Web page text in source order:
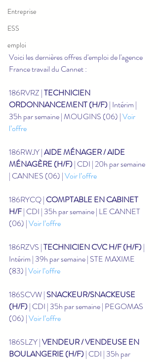
Entreprise
ESS
emploi
Voici les dernières offres d'emploi de l'agence
France travail du Cannet :
186RVRZ | TECHNICIEN
ORDONNANCEMENT (H/F) | Intérim |
35h par semaine | MOUGINS (06) | Voir
l’offre
186RWJY | AIDE MÉNAGER / AIDE
MÉNAGÈRE (H/F) | CDI | 20h par semaine
| CANNES (06) | Voir l’offre
186RYCQ | COMPTABLE EN CABINET
H/F | CDI | 35h par semaine | LE CANNET
(06) | Voir l’offre
186RZVS | TECHNICIEN CVC H/F (H/F) |
Intérim | 39h par semaine | STE MAXIME
(83) | Voir l’offre
186SCVW | SNACKEUR/SNACKEUSE
(H/F) | CDI | 35h par semaine | PEGOMAS
(06) | Voir l’offre
186SLZY | VENDEUR / VENDEUSE EN
BOULANGERIE (H/F) | CDI | 35h par